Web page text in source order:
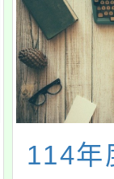
114年